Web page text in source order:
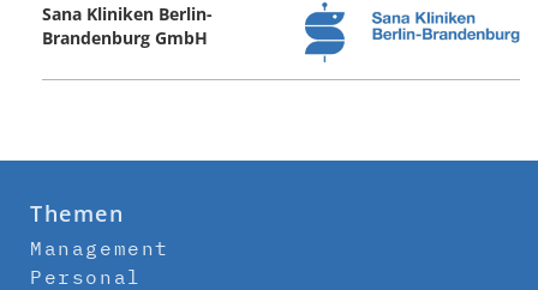
Sana Kliniken Berlin-
Brandenburg GmbH
Themen
Management
Personal